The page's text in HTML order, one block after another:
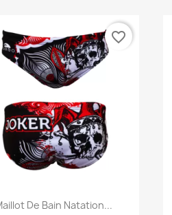
Aperçu rapide
De Bain Natation...
favorite_border